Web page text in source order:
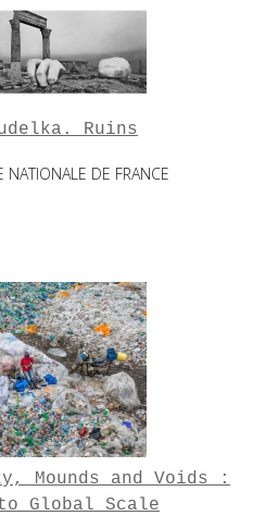
Ruins
NATIONALE DE FRANCE
Mounds and Voids :
to Global Scale